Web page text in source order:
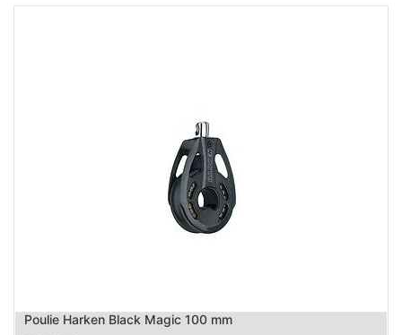
Poulie Harken Black Magic 100 mm